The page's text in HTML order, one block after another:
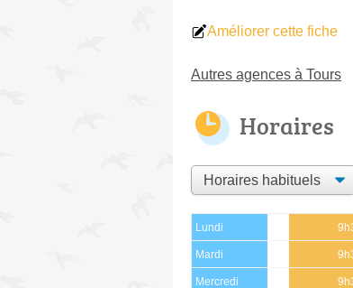
Améliorer cette fiche
Autres agences à Tours
Horaires
Lundi
Mardi
Mercredi